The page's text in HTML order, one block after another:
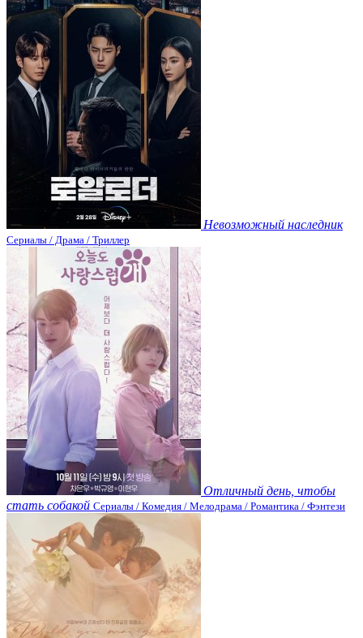
Невозможный наследник
Сериалы / Драма / Триллер
Отличный день, чтобы
стать собакой Сериалы / Комедия / Мелодрама / Романтика / Фэнтези